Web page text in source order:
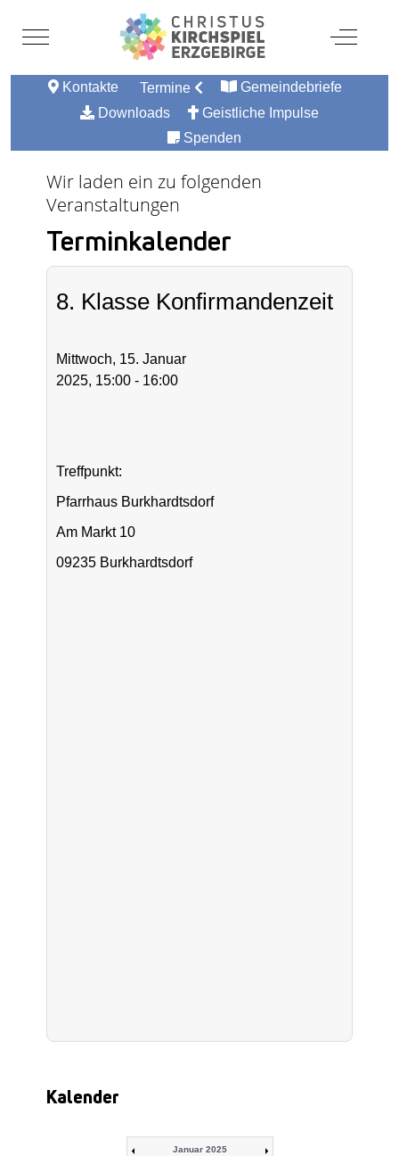
Mobile Menu Toggle Off-
Kontakte Termine
Gemeindebriefe
Downloads
Geistliche Impulse
Spenden
Wir laden ein zu folgenden
Veranstaltungen
Terminkalender
8. Klasse Konfirmandenzeit
Mittwoch, 15. Januar
2025, 15:00 - 16:00
Treffpunkt:
Pfarrhaus Burkhardtsdorf
Am Markt 10
09235 Burkhardtsdorf
Kalender
Januar 2025